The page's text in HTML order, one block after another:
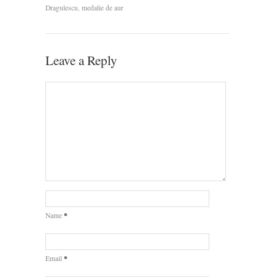
Dragulescu, medalie de aur
Leave a Reply
Name *
Email *